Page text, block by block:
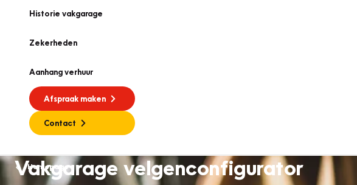
Historie vakgarage
Zekerheden
Aanhang verhuur
Afspraak maken
Contact
Homepage
Vakgarage velgenconfigurator